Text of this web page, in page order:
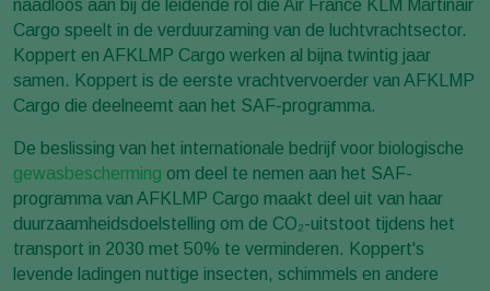
naadloos aan bij de leidende rol die Air France KLM Martinair
Cargo speelt in de verduurzaming van de luchtvrachtsector.
Koppert en AFKLMP Cargo werken al bijna twintig jaar
samen. Koppert is de eerste vrachtvervoerder van AFKLMP
Cargo die deelneemt aan het SAF-programma.
De beslissing van het internationale bedrijf voor biologische
gewasbescherming om deel te nemen aan het SAF-
programma van AFKLMP Cargo maakt deel uit van haar
duurzaamheidsdoelstelling om de CO₂-uitstoot tijdens het
transport in 2030 met 50% te verminderen. Koppert's
levende ladingen nuttige insecten, schimmels en andere